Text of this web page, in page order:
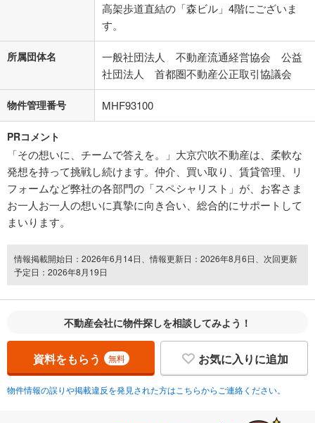
高架歩道直結の「森ビル」4階にございま
す。
所属団体名
一般社団法人 不動産流通経営協会 公益
社団法人 首都圏不動産公正取引協議会
物件管理番号 MHF93100
PRコメント
「その想いに、チームで答えを。」大京穴吹不動産は、柔軟な
発想を持って挑戦し続けます。仲介、買い取り、賃貸管理、リ
フォームなど弊社の各部門の「スペシャリスト」が、お客さま
お一人お一人の想いに真摯に向き合い、総合的にサポートして
まいります。
情報掲載開始日：2026年6月14日、情報更新日：2026年8月6日、次回更新
予定日：2026年8月19日
不動産会社に物件探しを相談してみよう！
資料をもらう 無料 お気に入りに追加
物件情報の誤りや掲載違反を発見された方はこちらからご連絡ください。